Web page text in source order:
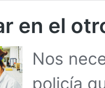
en el
Nos
policía